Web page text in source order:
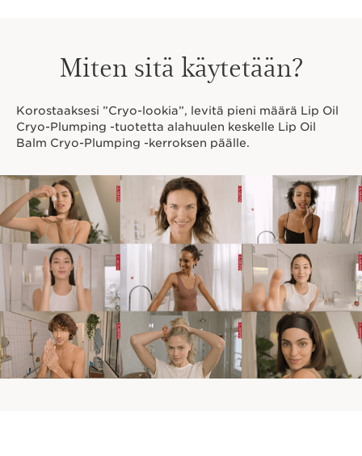
Miten sitä käytetään?
Korostaaksesi ”Cryo-lookia”, levitä pieni määrä Lip Oil
Cryo-Plumping -tuotetta alahuulen keskelle Lip Oil
Balm Cryo-Plumping -kerroksen päälle.